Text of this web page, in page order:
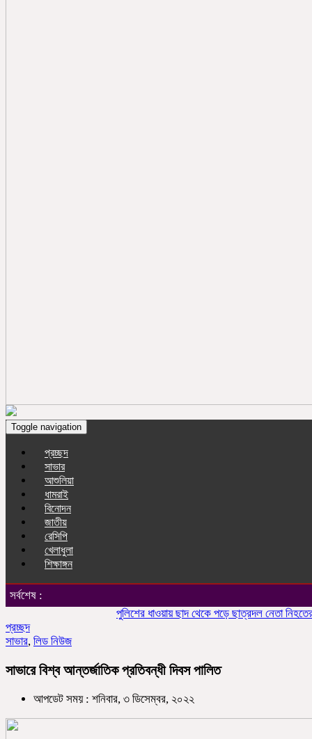
Toggle navigation
প্রচ্ছদ
সাভার
আশুলিয়া
ধামরাই
বিনোদন
জাতীয়
রেসিপি
খেলাধুলা
শিক্ষাঙ্গন
সর্বশেষ :
পুলিশের ধাওয়ায় ছাদ থেকে পড়ে ছাত্রদল নেতা নিহতের
প্রচ্ছদ
সাভার, লিড নিউজ
সাভারে বিশ্ব আন্তর্জাতিক প্রতিবন্ধী দিবস পালিত
আপডেট সময় : শনিবার, ৩ ডিসেম্বর, ২০২২